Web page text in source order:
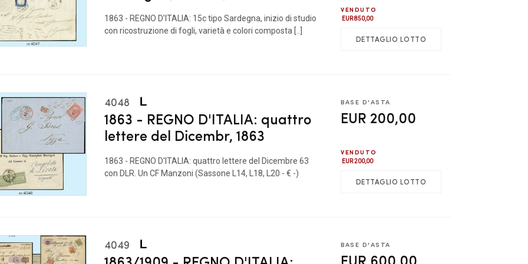
1863 - REGNO D'ITALIA: 15c tipo Sardegna, inizio di studio
con ricostruzione di fogli, varietà e colori composta [..]
VENDUTO
EUR 850,00
DETTAGLIO LOTTO
4048
1863 - REGNO D'ITALIA: quattro
lettere del Dicembr, 1863
1863 - REGNO D'ITALIA: quattro lettere del Dicembre 63
con DLR. Un CF Manzoni (Sassone L14, L18, L20 - € -)
BASE D'ASTA
EUR 200,00
VENDUTO
EUR 200,00
DETTAGLIO LOTTO
4049 BASE D'ASTA
EUR 600,00